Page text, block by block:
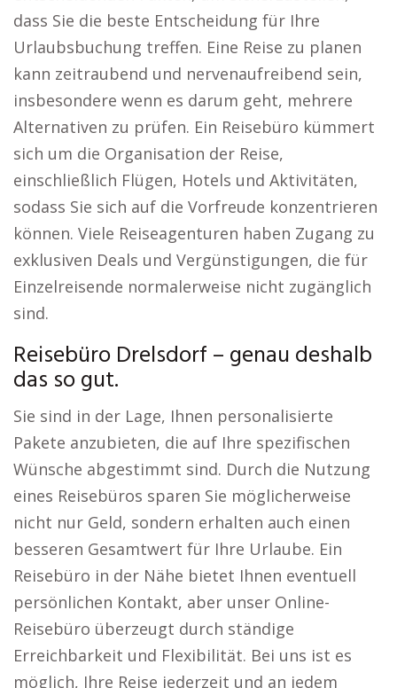
dass Sie die beste Entscheidung für Ihre
Urlaubsbuchung treffen. Eine Reise zu planen
kann zeitraubend und nervenaufreibend sein,
insbesondere wenn es darum geht, mehrere
Alternativen zu prüfen. Ein Reisebüro kümmert
sich um die Organisation der Reise,
einschließlich Flügen, Hotels und Aktivitäten,
sodass Sie sich auf die Vorfreude konzentrieren
können. Viele Reiseagenturen haben Zugang zu
exklusiven Deals und Vergünstigungen, die für
Einzelreisende normalerweise nicht zugänglich
sind.
Reisebüro Drelsdorf – genau deshalb
das so gut.
Sie sind in der Lage, Ihnen personalisierte
Pakete anzubieten, die auf Ihre spezifischen
Wünsche abgestimmt sind. Durch die Nutzung
eines Reisebüros sparen Sie möglicherweise
nicht nur Geld, sondern erhalten auch einen
besseren Gesamtwert für Ihre Urlaube. Ein
Reisebüro in der Nähe bietet Ihnen eventuell
persönlichen Kontakt, aber unser Online-
Reisebüro überzeugt durch ständige
Erreichbarkeit und Flexibilität. Bei uns ist es
möglich, Ihre Reise jederzeit und an jedem